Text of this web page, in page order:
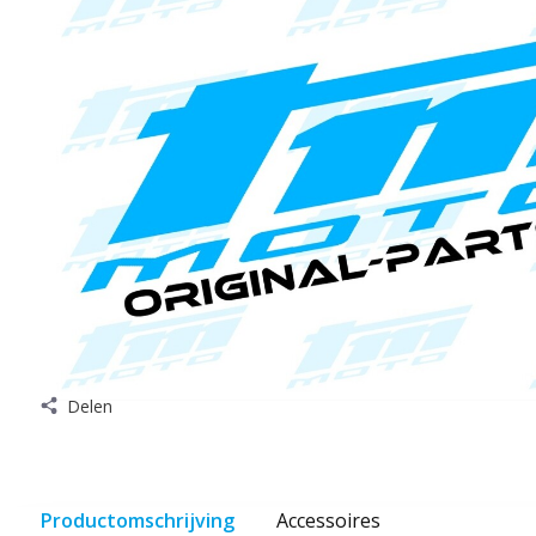
Delen
Productomschrijving Accessoires